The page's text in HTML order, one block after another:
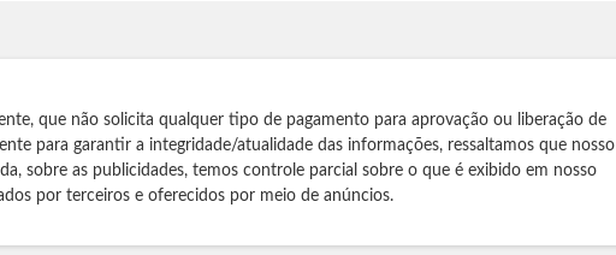
que não solicita qualquer tipo de pagamento para aprovação ou liberação de
para garantir a integridade/atualidade das informações, ressaltamos que nosso
sobre as publicidades, temos controle parcial sobre o que é exibido em nosso
por terceiros e oferecidos por meio de anúncios.